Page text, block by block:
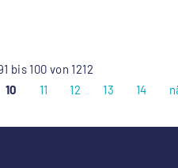
bis 100 von 1212
10 11 12 13 14